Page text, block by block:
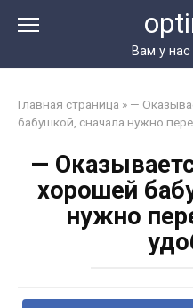
Вам у нас
Главная страница » —
бабушкой, сначала нужно
—
хорошей
нужно